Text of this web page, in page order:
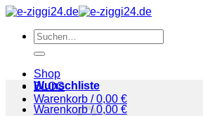
Zum
springenSuchen
nach:
Shop
BLOG
Warenkorb /0,00 €
Wunschliste
Warenkorb /0,00 €